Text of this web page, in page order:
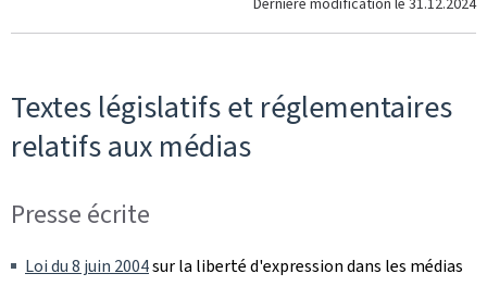
Textes législatifs et réglementaires
relatifs aux médias
Presse écrite
Loi du 8 juin 2004sur la liberté d'expression dans les médias